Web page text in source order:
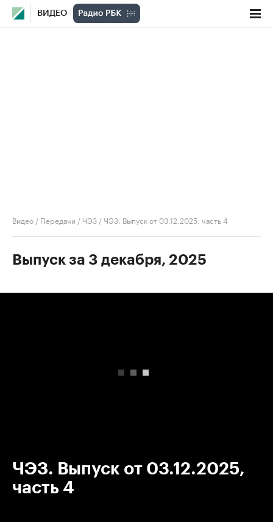
ВИДЕО
Видео / Передачи /ЧЭЗ /ЧЭЗ. Выпуск от 03.12.2025, часть 4
Выпуск за 3 декабря, 2025
ЧЭЗ. Выпуск от 03.12.2025,
часть 4